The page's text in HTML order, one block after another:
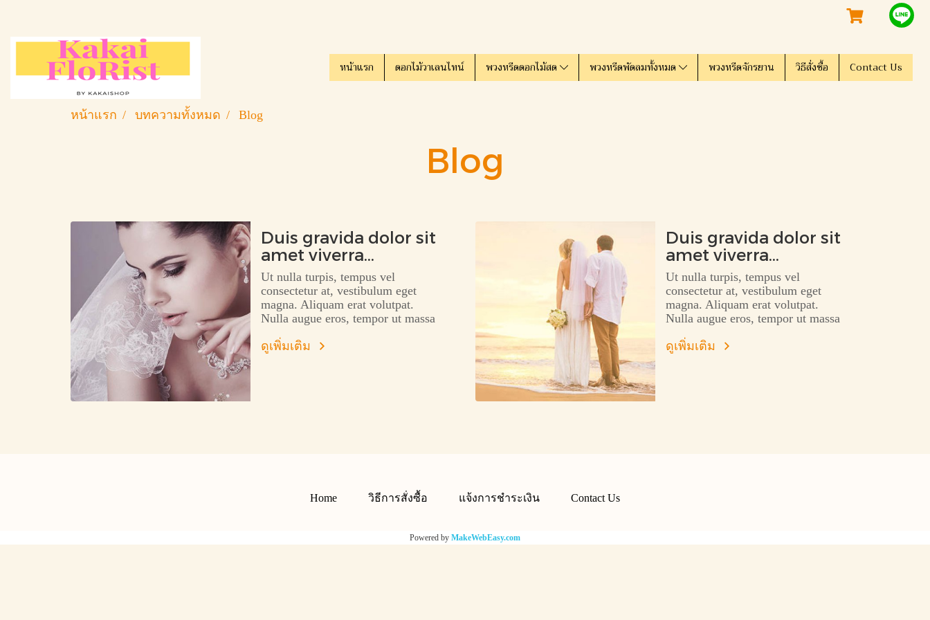
หน้าแรก ดอกไม้วาเลนไทน์ พวงหรีดดอกไม้สด พวงหรีดพัดลมทั้งหมด พวงหรีดจักรยาน วิธีสั่งซื้อ Contact Us
หน้าแรก บทความทั้งหมด Blog
Blog
Duis gravida dolor sit
amet viverra
tincidunt.
Ut nulla turpis, tempus vel
consectetur at, vestibulum eget
magna. Aliquam erat volutpat.
Nulla augue eros, tempor ut massa
ดูเพิ่มเติม
Duis gravida dolor sit
amet viverra
tincidunt.
Ut nulla turpis, tempus vel
consectetur at, vestibulum eget
magna. Aliquam erat volutpat.
Nulla augue eros, tempor ut massa
ดูเพิ่มเติม
Home วิธีการสั่งซื้อ แจ้งการชำระเงิน Contact Us
Powered by MakeWebEasy.com